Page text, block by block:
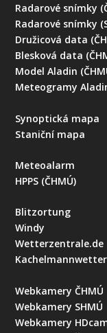
Radarové snímky
Radarové snímky
Družicová data
Blesková data
Model Aladin
Meteogramy
Synoptická mapa
Staniční mapa
Meteoalarm
HPPS (ČHMÚ)
Blitzortung
Windy
Wetterzentrale.de
Webkamery ČHMÚ
Webkamery SHMÚ
Webkamery